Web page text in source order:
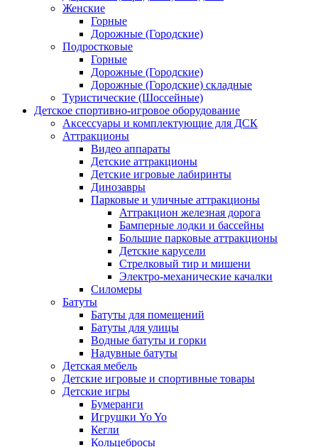
Женские
Горные
Дорожные (Городские)
Подростковые
Горные
Дорожные (Городские)
Дорожные (Городские) складные
Туристические (Шоссейные)
Детское спортивно-игровое оборудование
Аксессуары и комплектующие для ДСК
Аттракционы
Видео аппараты
Детские аттракционы
Детские игровые лабиринты
Динозавры
Парковые и уличные аттракционы
Аттракцион железная дорога
Бамперные лодки и бассейны
Большие парковые аттракционы
Детские карусели
Стрелковый тир и мишени
Электро-механические качалки
Силомеры
Батуты
Батуты для помещений
Батуты для улицы
Водные батуты и горки
Надувные батуты
Детская мебель
Детские игровые и спортивные товары
Детские игры
Бумеранги
Игрушки Yo Yo
Кегли
Кольцебросы